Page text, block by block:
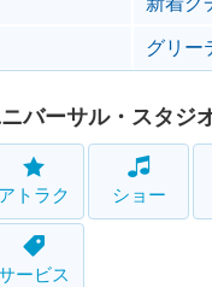
グリー
バーサル・スタジ
アトラク ショー
ービス